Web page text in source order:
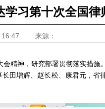
习第十次全国律
来源：
精神，研究部署贯彻落实措施
田增辉、赵长松、康君元，省